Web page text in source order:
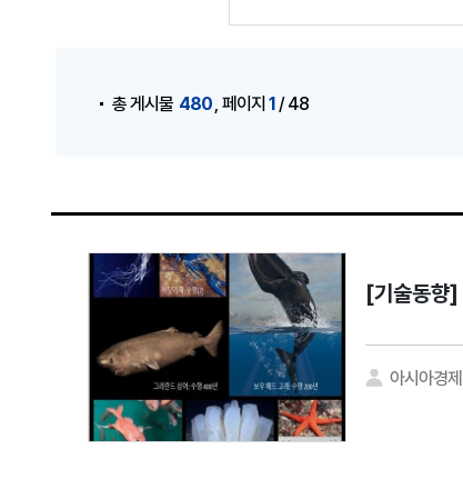
총 게시물 480 ,페이지1/ 48
[기술동향]
아시아경제